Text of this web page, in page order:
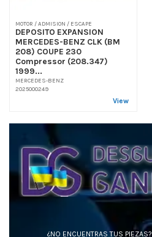
MOTOR / ADMISION / ESCAPE
DEPOSITO EXPANSION
MERCEDES-BENZ CLK (BM
208) COUPE 230
Compressor (208.347)
1999...
MERCEDES-BENZ
2025000249
View
¿NO ENCUENTRAS TUS PIEZAS?